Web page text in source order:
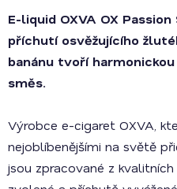
E-liquid OXVA OX
příchutí osvěžujícího
banánu tvoří
směs.
Výrobce e-cigaret OXVA,
nejoblíbenějšími na světě
jsou zpracované z